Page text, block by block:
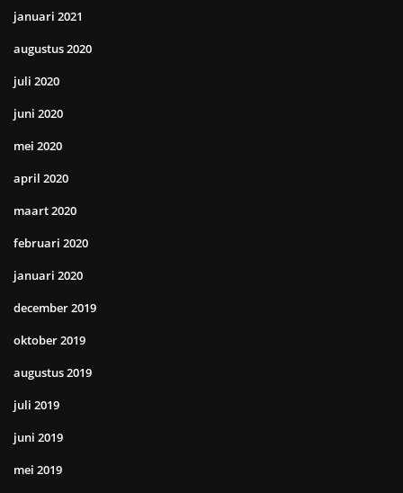
januari 2021
augustus 2020
juli 2020
juni 2020
mei 2020
april 2020
maart 2020
februari 2020
januari 2020
december 2019
oktober 2019
augustus 2019
juli 2019
juni 2019
mei 2019